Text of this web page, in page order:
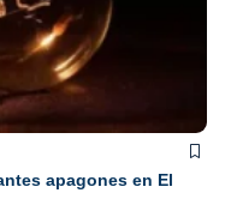
apagones en El